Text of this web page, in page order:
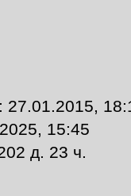
27.01.2015,
15:45
д. 23 ч.